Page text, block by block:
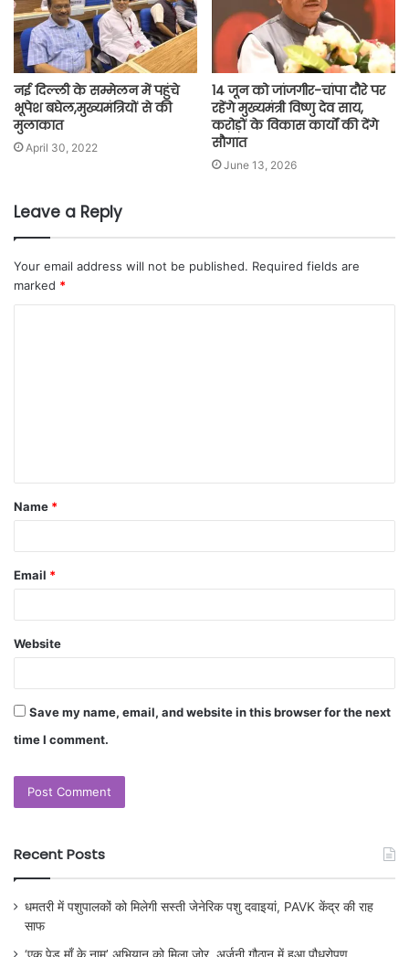
नई दिल्ली के सम्मेलन में पहुंचे
भूपेश बघेल,मुख्यमंत्रियों से की
मुलाकात
April 30, 2022
14 जून को जांजगीर-चांपा दौरे पर
रहेंगे मुख्यमंत्री विष्णु देव साय,
करोड़ों के विकास कार्यों की देंगे
सौगात
June 13, 2026
Leave a Reply
Your email address will not be published. Required fields are
marked *
Name *
Email *
Website
Save my name, email, and website in this browser for the next
time I comment.
Recent Posts
धमतरी में पशुपालकों को मिलेगी सस्ती जेनेरिक पशु दवाइयां, PAVK केंद्र की राह
साफ